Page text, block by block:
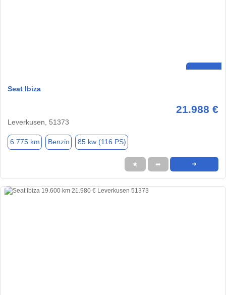
Seat Ibiza
21.988 €
Leverkusen, 51373
6.775 km Benzin 85 kw (116 PS)
★ ➦ ➜